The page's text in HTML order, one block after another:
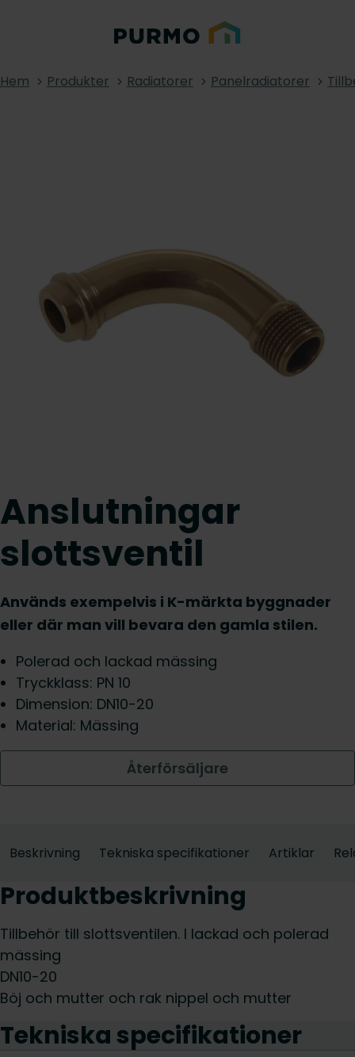
Hem Produkter Radiatorer Panelradiatorer
Anslutningar
slottsventil
Används exempelvis i K-märkta byggnader
eller där man vill bevara den gamla stilen.
Polerad och lackad mässing
Tryckklass: PN 10
Dimension: DN10-20
Material: Mässing
Återförsäljare
Beskrivning Tekniska specifikationer Artiklar
Produktbeskrivning
Tillbehör till slottsventilen. I lackad och polerad
mässing
DN10-20
Böj och mutter och rak nippel och mutter
Tekniska specifikationer